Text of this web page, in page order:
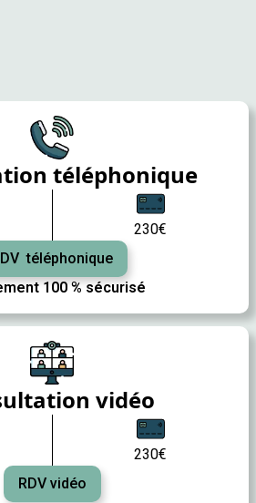
téléphonique
230€
téléphonique
100 % sécurisé
vidéo
230€
RDV vidéo